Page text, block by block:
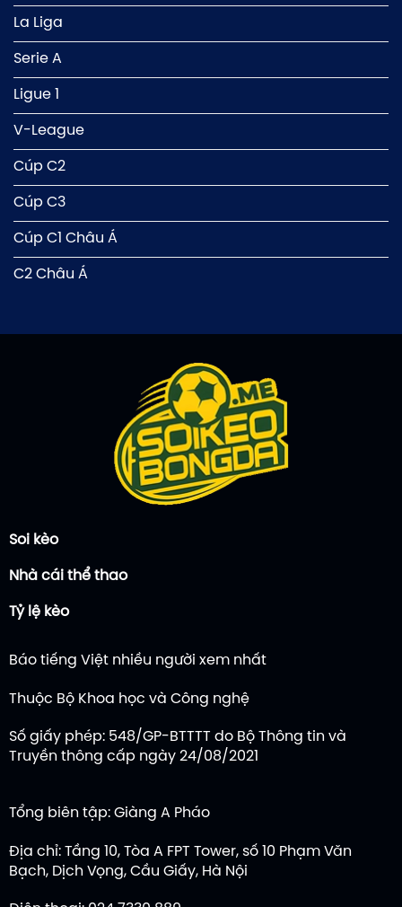
La Liga
Serie A
Ligue 1
V-League
Cúp C2
Cúp C3
Cúp C1 Châu Á
C2 Châu Á
Soi kèo
Nhà cái thể thao
Tỷ lệ kèo
Báo tiếng Việt nhiều người xem nhất
Thuộc Bộ Khoa học và Công nghệ
Số giấy phép: 548/GP-BTTTT do Bộ Thông tin và
Truyền thông cấp ngày 24/08/2021
Tổng biên tập: Giàng A Pháo
Địa chỉ: Tầng 10, Tòa A FPT Tower, số 10 Phạm Văn
Bạch, Dịch Vọng, Cầu Giấy, Hà Nội